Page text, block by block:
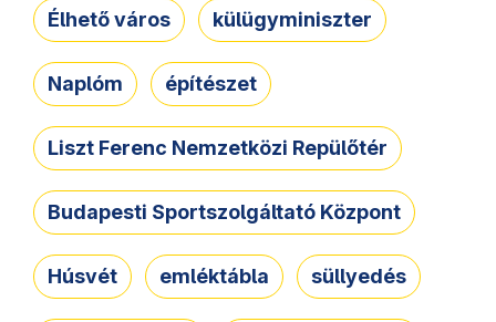
Élhető város külügyminiszter
Naplóm építészet
Liszt Ferenc Nemzetközi Repülőtér
Budapesti Sportszolgáltató Központ
Húsvét emléktábla süllyedés